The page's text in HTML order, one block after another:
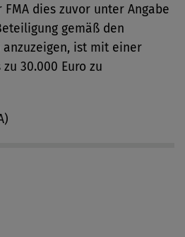
dies zuvor unter Angabe
gemäß den
anzuzeigen, ist mit einer
30.000 Euro zu